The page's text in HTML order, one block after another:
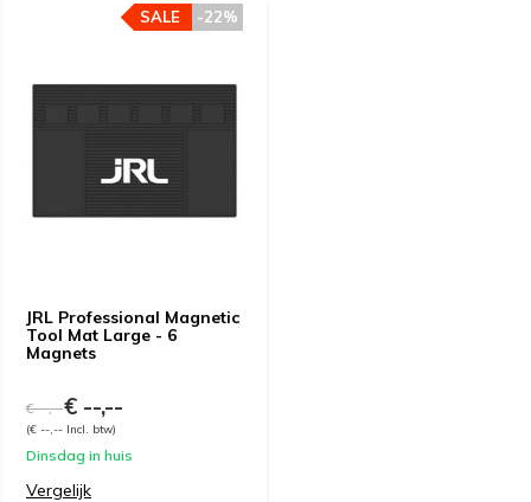
JRL Professional Magnetic
Tool Mat Large - 6
Magnets
-22%
SALE
€ --,--€ --,--
(€ --,-- Incl. btw)
Dinsdag in huis
Vergelijk